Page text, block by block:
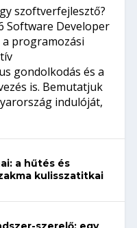
szoftverfejlesztő?
Software Developer
a programozási
gondolkodás és a
is. Bemutatjuk
indulóját,
a hűtés és
kulisszatitkai